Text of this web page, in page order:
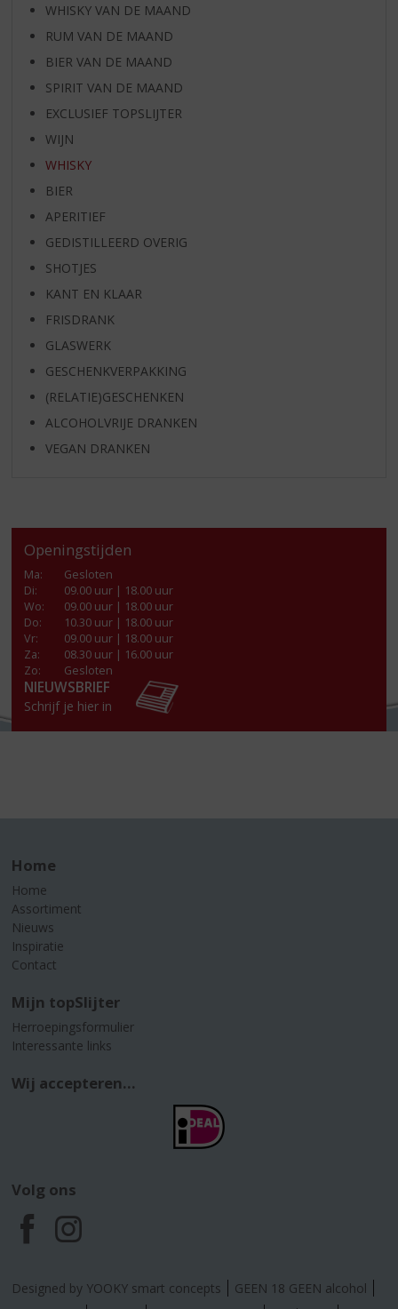
WHISKY VAN DE MAAND
RUM VAN DE MAAND
BIER VAN DE MAAND
SPIRIT VAN DE MAAND
EXCLUSIEF TOPSLIJTER
WIJN
WHISKY
BIER
APERITIEF
GEDISTILLEERD OVERIG
SHOTJES
KANT EN KLAAR
FRISDRANK
GLASWERK
GESCHENKVERPAKKING
(RELATIE)GESCHENKEN
ALCOHOLVRIJE DRANKEN
VEGAN DRANKEN
Openingstijden
Ma:
Gesloten
Di:
09.00 uur | 18.00 uur
Wo:
09.00 uur | 18.00 uur
Do:
10.30 uur | 18.00 uur
Vr:
09.00 uur | 18.00 uur
Za:
08.30 uur | 16.00 uur
Zo:
Gesloten
NIEUWSBRIEF
Schrijf je hier in
Home
Home
Assortiment
Nieuws
Inspiratie
Contact
Mijn topSlijter
Herroepingsformulier
Interessante links
Wij accepteren...
Volg ons
F
a
I
n
Designed by YOOKY smart concepts
GEEN 18 GEEN alcohol